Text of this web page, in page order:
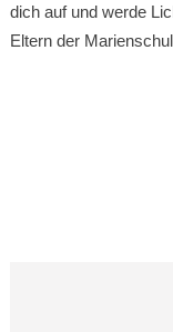
dich auf und werde
Eltern der